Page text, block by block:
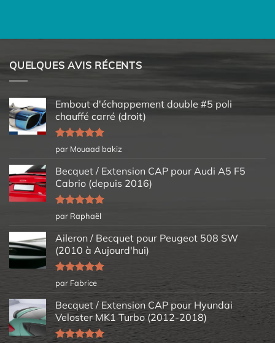
QUELQUES AVIS RÉCENTS
Embout d'échappement double #5 poli
chauffé carré (droit)
Note5sur
5
par Mouaad bakiz
Becquet / Extension CAP pour Audi A5 F5
Cabrio (depuis 2016)
Note5sur
5
par Raphaël
Aileron / Becquet pour Peugeot 508 SW
(2010 à Aujourd'hui)
Note5sur
5
par Fabrice
Becquet / Extension CAP pour Hyundai
Veloster MK1 Turbo (2012-2018)